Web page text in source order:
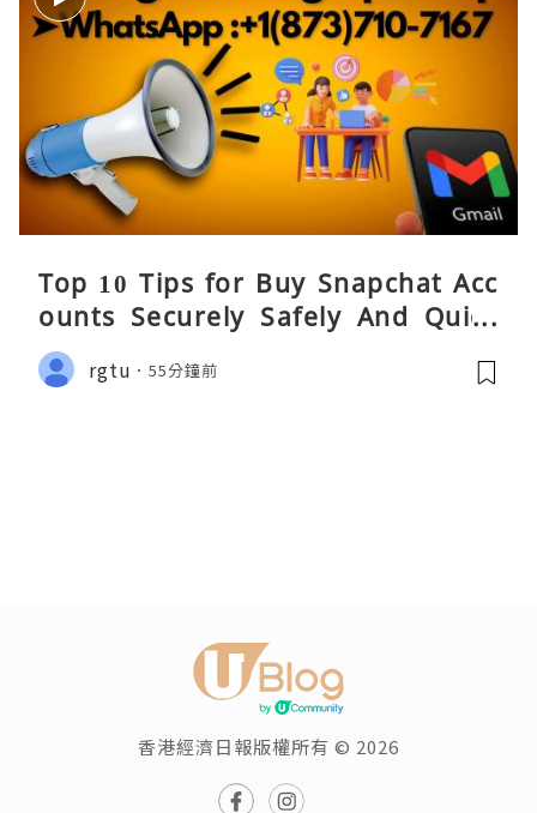
Top 10 Tips for Buy Snapchat Acc
ounts Securely Safely And Quick
y....
rgtu 55分鐘前
香港經濟日報版權所有 © 2026